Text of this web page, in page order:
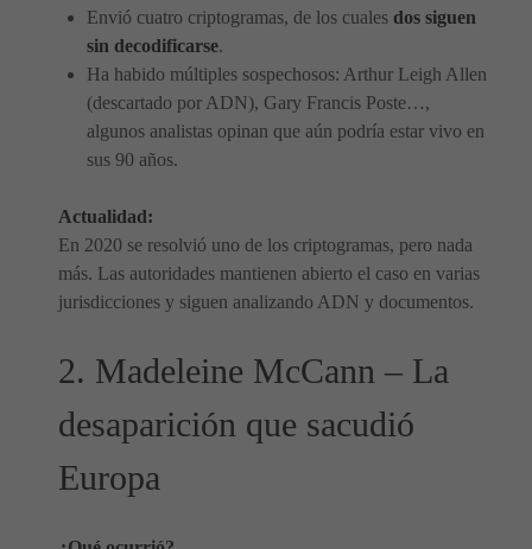
Envió cuatro criptogramas, de los cuales dos siguen
sin decodificarse.
Ha habido múltiples sospechosos: Arthur Leigh Allen
(descartado por ADN), Gary Francis Poste…,
algunos analistas opinan que aún podría estar vivo en
sus 90 años.
Actualidad:
En 2020 se resolvió uno de los criptogramas, pero nada
más. Las autoridades mantienen abierto el caso en varias
jurisdicciones y siguen analizando ADN y documentos.
2. Madeleine McCann – La
desaparición que sacudió
Europa